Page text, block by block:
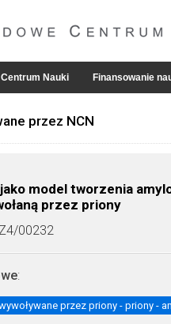
Nauki Finansowanie
przez NCN
model tworzenia
przez priony
00232
:
przez priony - priony -